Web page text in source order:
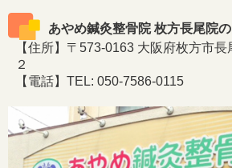
あやめ鍼灸整骨院 枚方長尾院
【住所】〒573-0163 大阪府枚方市長
２
【電話】TEL: 050-7586-0115